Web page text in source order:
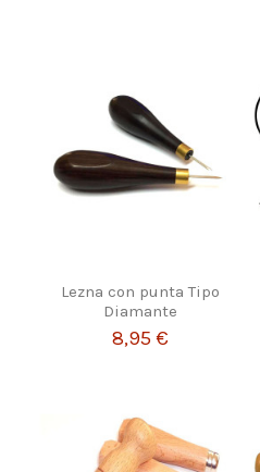
Lezna con punta Tipo
Diamante
8,95 €